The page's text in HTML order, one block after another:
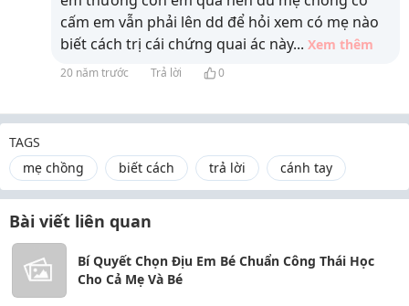
cấm em vẫn phải lên dd để hỏi xem có mẹ nào
biết cách trị cái chứng quai ác này... Xem thêm
20 năm trước Trả lời 0
TAGS
mẹ chồng
biết cách trả lời cánh tay
Bài viết liên quan
Bí Quyết Chọn Địu Em Bé Chuẩn Công Thái Học
Cho Cả Mẹ Và Bé